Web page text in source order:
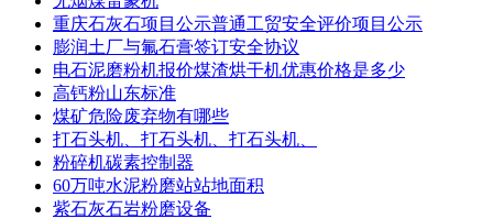
重庆石灰石项目公示普通工贸安全评价项目公示
膨润土厂与氟石膏签订安全协议
电石泥磨粉机报价煤渣烘干机优惠价格是多少
高钙粉山东标准
煤矿危险废弃物有哪些
打石头机、打石头机、打石头机、
粉碎机碳素控制器
60万吨水泥粉磨站站地面积
紫石灰石岩粉磨设备